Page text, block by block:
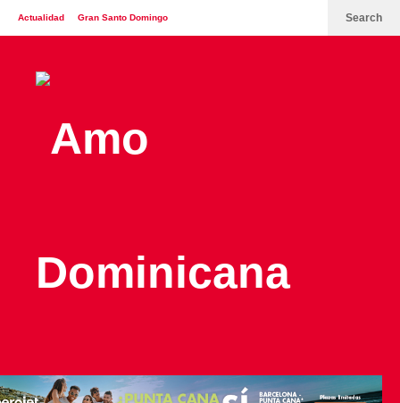
Actualidad Gran Santo Domingo
Contáctenos
Search